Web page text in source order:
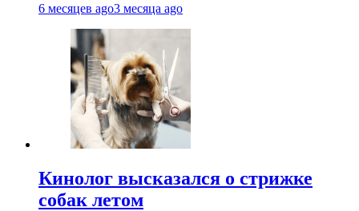
6 месяцев ago3 месяца ago
Кинолог высказался о стрижке
собак летом